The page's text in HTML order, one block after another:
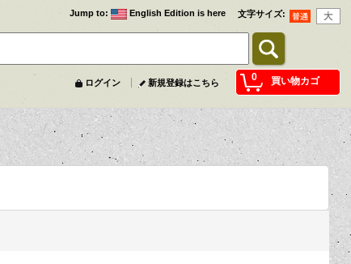
文字サイズ:
Jump to: English Edition is here
0 買い物カゴ
ログイン 新規登録はこちら